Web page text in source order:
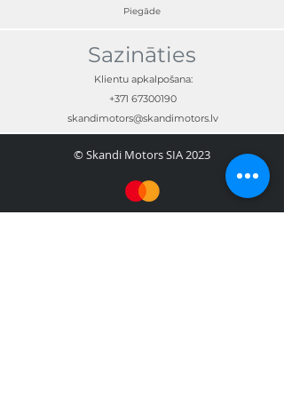
Piegāde
Sazināties
Klientu apkalpošana:
+371 67300190
skandimotors@skandimotors.lv
© Skandi Motors SIA 2023